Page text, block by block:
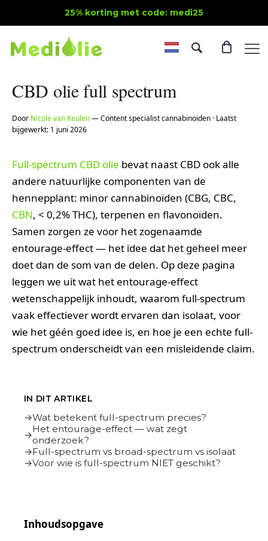
25% korting met code: medi25
CBD olie full spectrum
Door Nicole van Keulen— Content specialist cannabinoïden · Laatst
bijgewerkt: 1 juni 2026
Full-spectrum CBD olie bevat naast CBD ook alle
andere natuurlijke componenten van de
hennepplant: minor cannabinoïden (CBG, CBC,
CBN, < 0,2% THC), terpenen en flavonoïden.
Samen zorgen ze voor het zogenaamde
entourage-effect — het idee dat het geheel meer
doet dan de som van de delen. Op deze pagina
leggen we uit wat het entourage-effect
wetenschappelijk inhoudt, waarom full-spectrum
vaak effectiever wordt ervaren dan isolaat, voor
wie het géén goed idee is, en hoe je een echte full-
spectrum onderscheidt van een misleidende claim.
IN DIT ARTIKEL
Wat betekent full-spectrum precies?
Het entourage-effect — wat zegt
onderzoek?
Full-spectrum vs broad-spectrum vs isolaat
Voor wie is full-spectrum NIET geschikt?
Inhoudsopgave